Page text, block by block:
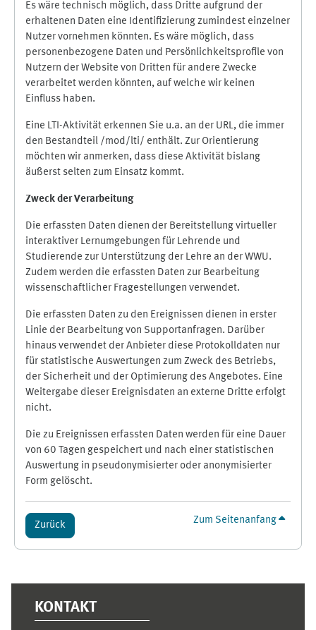
Es wäre technisch möglich, dass Dritte aufgrund der
erhaltenen Daten eine Identifizierung zumindest einzelner
Nutzer vornehmen könnten. Es wäre möglich, dass
personenbezogene Daten und Persönlichkeitsprofile von
Nutzern der Website von Dritten für andere Zwecke
verarbeitet werden könnten, auf welche wir keinen
Einfluss haben.
Eine LTI-Aktivität erkennen Sie u.a. an der URL, die immer
den Bestandteil /mod/lti/ enthält. Zur Orientierung
möchten wir anmerken, dass diese Aktivität bislang
äußerst selten zum Einsatz kommt.
Zweck der Verarbeitung
Die erfassten Daten dienen der Bereitstellung virtueller
interaktiver Lernumgebungen für Lehrende und
Studierende zur Unterstützung der Lehre an der WWU.
Zudem werden die erfassten Daten zur Bearbeitung
wissenschaftlicher Fragestellungen verwendet.
Die erfassten Daten zu den Ereignissen dienen in erster
Linie der Bearbeitung von Supportanfragen. Darüber
hinaus verwendet der Anbieter diese Protokolldaten nur
für statistische Auswertungen zum Zweck des Betriebs,
der Sicherheit und der Optimierung des Angebotes. Eine
Weitergabe dieser Ereignisdaten an externe Dritte erfolgt
nicht.
Die zu Ereignissen erfassten Daten werden für eine Dauer
von 60 Tagen gespeichert und nach einer statistischen
Auswertung in pseudonymisierter oder anonymisierter
Form gelöscht.
Zurück Zum Seitenanfang
KONTAKT